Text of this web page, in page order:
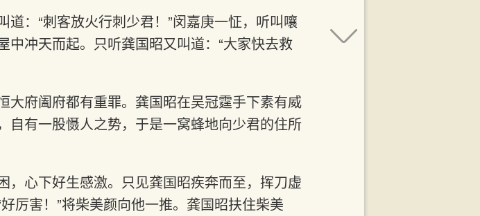
：“刺客放火行刺少君！”闵嘉庚一怔，听叫嚷
冲天而起。只听龚国昭又叫道：“大家快去救
大府阖府都有重罪。龚国昭在吴冠霆手下素有威
有一股慑人之势，于是一窝蜂地向少君的住所
，心下好生感激。只见龚国昭疾奔而至，挥刀虚
厉害！”将柴美颜向他一推。龚国昭扶住柴美